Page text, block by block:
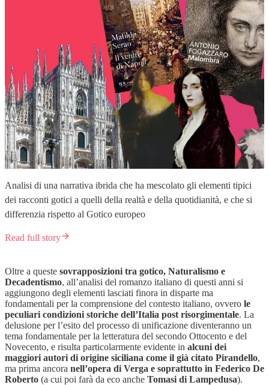
Analisi di una narrativa ibrida che ha mescolato gli elementi tipici
dei racconti gotici a quelli della realtà e della quotidianità, e che si
differenzia rispetto al Gotico europeo
Read full story
Oltre a queste sovrapposizioni tra gotico, Naturalismo e
Decadentismo, all’analisi del romanzo italiano di questi anni si
aggiungono degli elementi lasciati finora in disparte ma
fondamentali per la comprensione del contesto italiano, ovvero le
peculiari condizioni storiche dell’Italia post risorgimentale. La
delusione per l’esito del processo di unificazione diventeranno un
tema fondamentale per la letteratura del secondo Ottocento e del
Novecento, e risulta particolarmente evidente in alcuni dei
maggiori autori di origine siciliana come il già citato Pirandello,
ma prima ancora nell’opera di Verga e soprattutto in Federico De
Roberto (a cui poi farà da eco anche Tomasi di Lampedusa).